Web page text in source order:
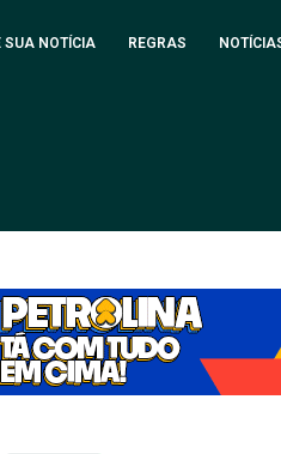
SUA NOTÍCIA REGRAS